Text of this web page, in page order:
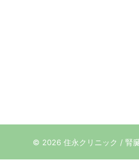
© 2026 住永クリニック / 腎